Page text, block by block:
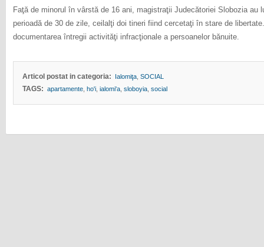
Faţă de minorul în vârstă de 16 ani, magistraţii Judecătoriei Slobozia au
perioadă de 30 de zile, ceilalţi doi tineri fiind cercetaţi în stare de
documentarea întregii activităţi infracţionale a persoanelor bănuite.
Articol postat in categoria: Ialomiţa, SOCIAL
TAGS: apartamente, ho'i, ialomi'a, sloboyia, social